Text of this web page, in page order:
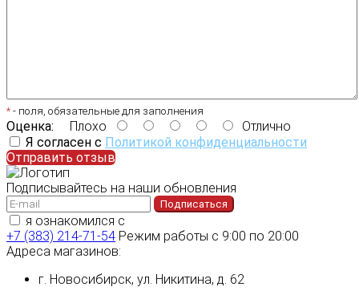
* - поля, обязательные для заполнения
Оценка: Плохо
Отлично
Я согласен с Политикой конфиденциальности
Отправить отзыв
Подписывайтесь на наши обновления
Подписаться
я ознакомился с
+7 (383) 214-71-54 Режим работы с 9:00 по 20:00
Адреса магазинов:
г. Новосибирск, ул. Никитина, д. 62